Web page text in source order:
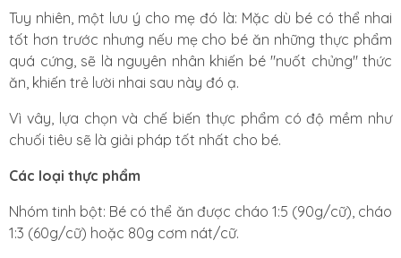
Tuy nhiên, một lưu ý cho mẹ đó là: Mặc dù bé có thể nhai
tốt hơn trước nhưng nếu mẹ cho bé ăn những thực phẩm
quá cứng, sẽ là nguyên nhân khiến bé "nuốt chửng" thức
ăn, khiến trẻ lười nhai sau này đó ạ.
Vì vây, lựa chọn và chế biến thực phẩm có độ mềm như
chuối tiêu sẽ là giải pháp tốt nhất cho bé.
Các loại thực phẩm
Nhóm tinh bột: Bé có thể ăn được cháo 1:5 (90g/cữ), cháo
1:3 (60g/cữ) hoặc 80g cơm nát/cữ.